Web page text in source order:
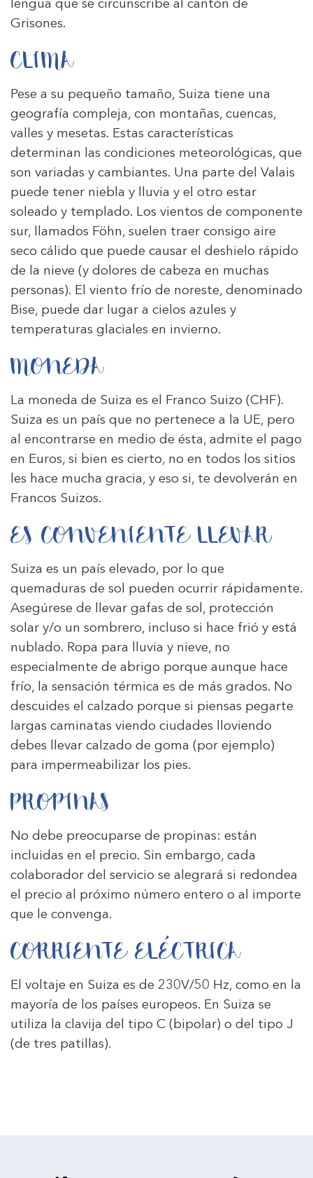
lengua que se circunscribe al cantón de
Grisones.
CLIMA
Pese a su pequeño tamaño, Suiza tiene una
geografía compleja, con montañas, cuencas,
valles y mesetas. Estas características
determinan las condiciones meteorológicas, que
son variadas y cambiantes. Una parte del Valais
puede tener niebla y lluvia y el otro estar
soleado y templado. Los vientos de componente
sur, llamados Föhn, suelen traer consigo aire
seco cálido que puede causar el deshielo rápido
de la nieve (y dolores de cabeza en muchas
personas). El viento frío de noreste, denominado
Bise, puede dar lugar a cielos azules y
temperaturas glaciales en invierno.
MONEDA
La moneda de Suiza es el Franco Suizo (CHF).
Suiza es un país que no pertenece a la UE, pero
al encontrarse en medio de ésta, admite el pago
en Euros, si bien es cierto, no en todos los sitios
les hace mucha gracia, y eso si, te devolverán en
Francos Suizos.
ES CONVENIENTE LLEVAR
Suiza es un país elevado, por lo que
quemaduras de sol pueden ocurrir rápidamente.
Asegúrese de llevar gafas de sol, protección
solar y/o un sombrero, incluso si hace frió y está
nublado. Ropa para lluvia y nieve, no
especialmente de abrigo porque aunque hace
frío, la sensación térmica es de más grados. No
descuides el calzado porque si piensas pegarte
largas caminatas viendo ciudades lloviendo
debes llevar calzado de goma (por ejemplo)
para impermeabilizar los pies.
PROPINAS
No debe preocuparse de propinas: están
incluidas en el precio. Sin embargo, cada
colaborador del servicio se alegrará si redondea
el precio al próximo número entero o al importe
que le convenga.
CORRIENTE ELÉCTRICA
El voltaje en Suiza es de 230V/50 Hz, como en la
mayoría de los países europeos. En Suiza se
utiliza la clavija del tipo C (bipolar) o del tipo J
(de tres patillas).